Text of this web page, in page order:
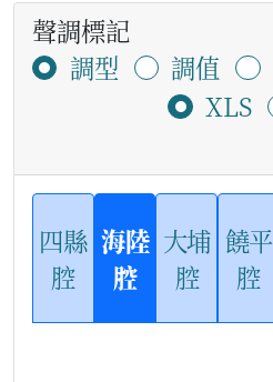
聲調標記
調型
調值
XLS
四縣
腔
海陸
腔
大埔
腔
饒平
腔